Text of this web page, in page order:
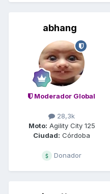
abhang
Moderador Global
28,3k
Moto: Agility City 125
Ciudad: Córdoba
Donador